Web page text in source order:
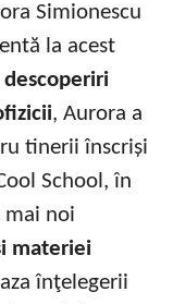
Simionescu
la acest
descoperiri
, Aurora a
tinerii înscriși
School, în
mai noi
materiei
înţelegerii